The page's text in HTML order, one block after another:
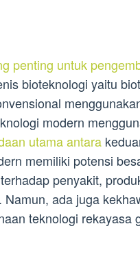
penting untuk
bioteknologi yaitu
modern
utama antara
memiliki potensi
penyakit,
. Namun, ada juga
teknologi rekayasa